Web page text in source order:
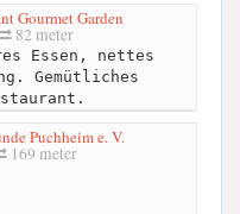
Gourmet Garden
82 meter
Essen, nettes
Gemütliches
Puchheim e. V.
169 meter